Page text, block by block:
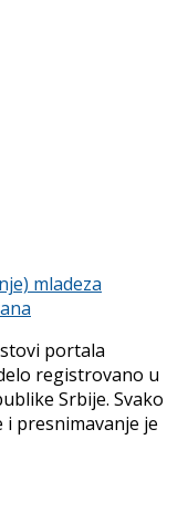
mladeza
portala
registrovano u
Srbije. Svako
presnimavanje je